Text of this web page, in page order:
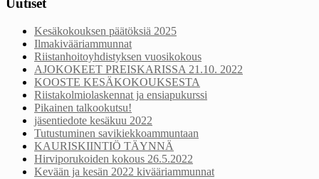
Uutiset
Kesäkokouksen päätöksiä 2025
Ilmakivääriammunnat
Riistanhoitoyhdistyksen vuosikokous
AJOKOKEET PREISKARISSA 21.10. 2022
KOOSTE KESÄKOKOUKSESTA
Riistakolmiolaskennat ja ensiapukurssi
Pikainen talkookutsu!
jäsentiedote kesäkuu 2022
Tutustuminen savikiekkoammuntaan
KAURISKIINTIÖ TÄYNNÄ
Hirviporukoiden kokous 26.5.2022
Kevään ja kesän 2022 kivääriammunnat